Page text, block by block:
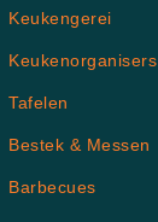
Keukengerei
Keukenorganisers
Tafelen
Bestek & Messen
Barbecues